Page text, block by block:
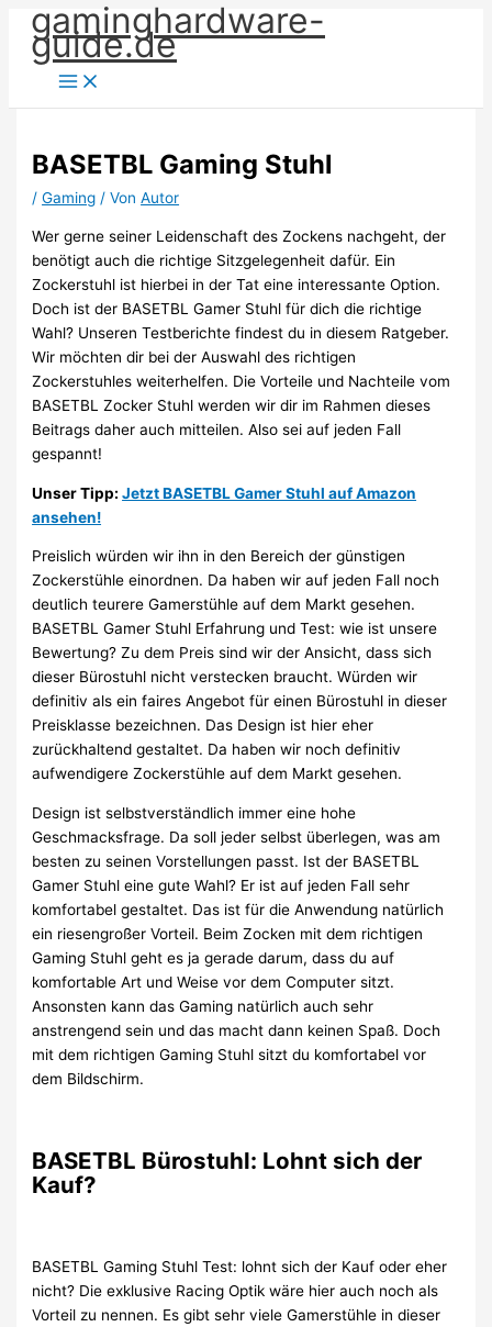
Zum
Inhalt
springen
gaminghardware-
guide.de
BASETBL Gaming Stuhl
/Gaming / VonAutor
Wer gerne seiner Leidenschaft des Zockens nachgeht, der
benötigt auch die richtige Sitzgelegenheit dafür. Ein
Zockerstuhl ist hierbei in der Tat eine interessante Option.
Doch ist der BASETBL Gamer Stuhl für dich die richtige
Wahl? Unseren Testberichte findest du in diesem Ratgeber.
Wir möchten dir bei der Auswahl des richtigen
Zockerstuhles weiterhelfen. Die Vorteile und Nachteile vom
BASETBL Zocker Stuhl werden wir dir im Rahmen dieses
Beitrags daher auch mitteilen. Also sei auf jeden Fall
gespannt!
Unser Tipp:Jetzt BASETBL Gamer Stuhl auf Amazon
ansehen!
Preislich würden wir ihn in den Bereich der günstigen
Zockerstühle einordnen. Da haben wir auf jeden Fall noch
deutlich teurere Gamerstühle auf dem Markt gesehen.
BASETBL Gamer Stuhl Erfahrung und Test: wie ist unsere
Bewertung? Zu dem Preis sind wir der Ansicht, dass sich
dieser Bürostuhl nicht verstecken braucht. Würden wir
definitiv als ein faires Angebot für einen Bürostuhl in dieser
Preisklasse bezeichnen. Das Design ist hier eher
zurückhaltend gestaltet. Da haben wir noch definitiv
aufwendigere Zockerstühle auf dem Markt gesehen.
Design ist selbstverständlich immer eine hohe
Geschmacksfrage. Da soll jeder selbst überlegen, was am
besten zu seinen Vorstellungen passt. Ist der BASETBL
Gamer Stuhl eine gute Wahl? Er ist auf jeden Fall sehr
komfortabel gestaltet. Das ist für die Anwendung natürlich
ein riesengroßer Vorteil. Beim Zocken mit dem richtigen
Gaming Stuhl geht es ja gerade darum, dass du auf
komfortable Art und Weise vor dem Computer sitzt.
Ansonsten kann das Gaming natürlich auch sehr
anstrengend sein und das macht dann keinen Spaß. Doch
mit dem richtigen Gaming Stuhl sitzt du komfortabel vor
dem Bildschirm.
BASETBL Bürostuhl: Lohnt sich der
Kauf?
BASETBL Gaming Stuhl Test: lohnt sich der Kauf oder eher
nicht? Die exklusive Racing Optik wäre hier auch noch als
Vorteil zu nennen. Es gibt sehr viele Gamerstühle in dieser